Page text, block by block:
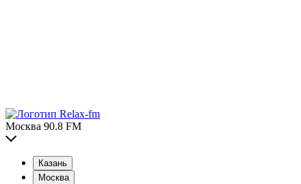
Москва 90.8 FM
Казань
Москва